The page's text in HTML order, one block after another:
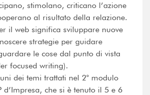
stimolano, criticano l’azione
al risultato della relazione.
il web significa sviluppare nuove
strategie per guidare
le cose dal punto di vista
focused writing).
dei temi trattati nel 2° modulo
d’Impresa, che si è tenuto il 5 e 6